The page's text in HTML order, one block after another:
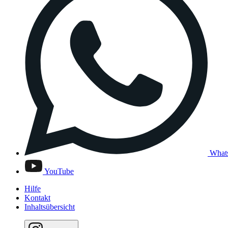
YouTube
Hilfe
Kontakt
Inhaltsübersicht